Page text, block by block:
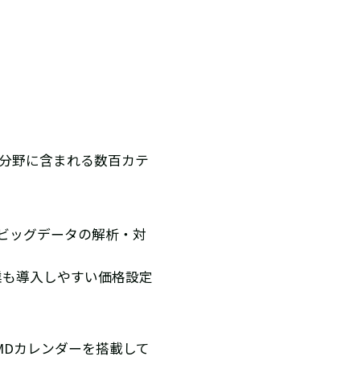
野に含まれる数百カテ
ッグデータの解析・対
導入しやすい価格設定
カレンダーを搭載して